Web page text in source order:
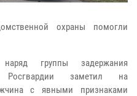
охраны помогли
группы задержания
Росгвардии заметил на
с явными признаками